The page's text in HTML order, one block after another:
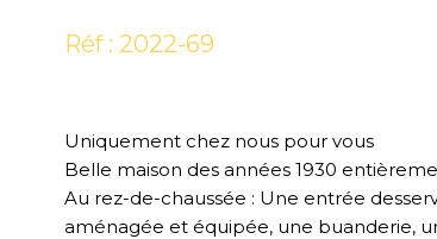
Réf : 2022-69
Uniquement chez nous pour vous
Belle maison des années 1930
Au rez-de-chaussée : Une entrée
aménagée et équipée, une buanderie,